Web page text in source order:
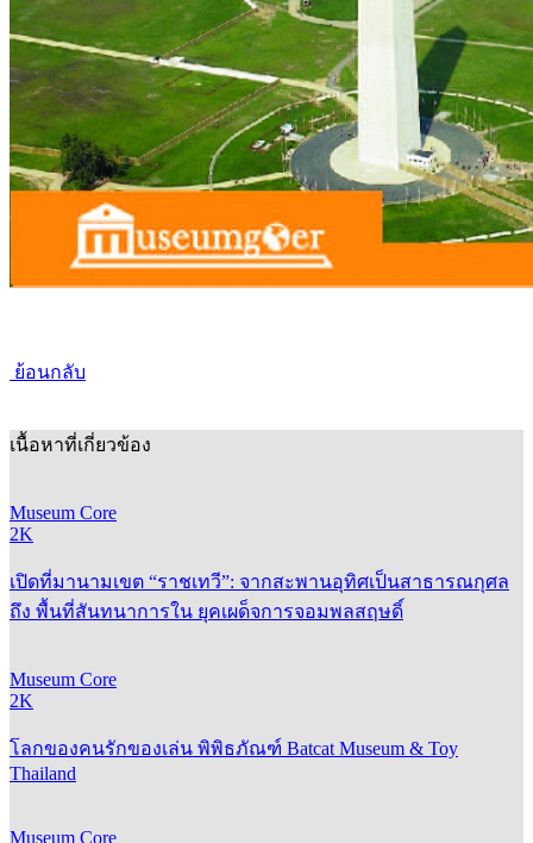
ย้อนกลับ
เนื้อหาที่เกี่ยวข้อง
Museum Core
2K
เปิดที่มานามเขต “ราชเทวี”: จากสะพานอุทิศเป็นสาธารณกุศล
ถึง พื้นที่สันทนาการใน ยุคเผด็จการจอมพลสฤษดิ์
Museum Core
2K
โลกของคนรักของเล่น พิพิธภัณฑ์ Batcat Museum & Toy
Thailand
Museum Core